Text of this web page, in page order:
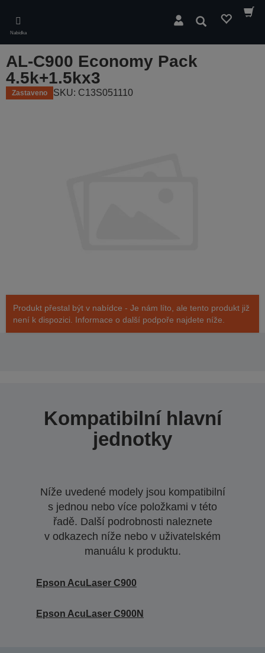
main
content
Nabídka
Hledat
AL-C900 Economy Pack
4.5k+1.5kx3
Zastaveno SKU: C13S051110
Produkt přestal být v nabídce - Je nám líto, ale tento produkt již
není k dispozici. Informace o další podpoře najdete níže.
Kompatibilní hlavní
jednotky
Níže uvedené modely jsou kompatibilní
s jednou nebo více položkami v této
řadě. Další podrobnosti naleznete
v odkazech níže nebo v uživatelském
manuálu k produktu.
Epson AcuLaser C900
Epson AcuLaser C900N